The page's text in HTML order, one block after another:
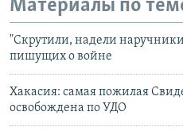
Материалы по
"Скрутили, надели
пишущих о войне
Хакасия: самая пожилая
освобождена по УДО